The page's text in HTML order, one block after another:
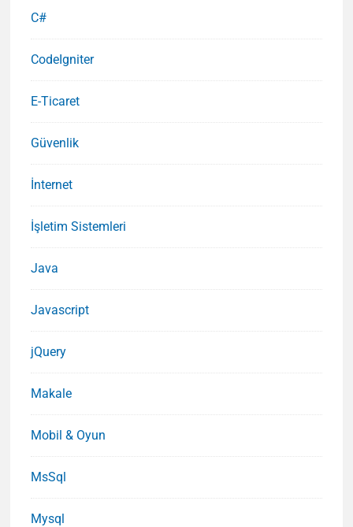
C#
CodeIgniter
E-Ticaret
Güvenlik
İnternet
İşletim Sistemleri
Java
Javascript
jQuery
Makale
Mobil & Oyun
MsSql
Mysql